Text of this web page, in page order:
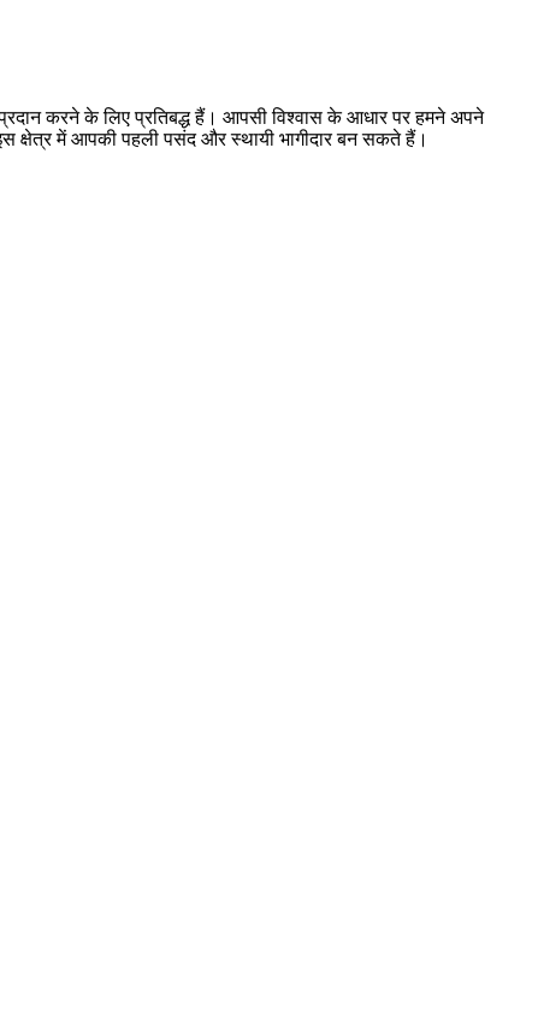
प्रदान करने के लिए प्रतिबद्ध हैं। आपसी विश्वास के आधार पर हमने अपने
क्षेत्र में आपकी पहली पसंद और स्थायी भागीदार बन सकते हैं।